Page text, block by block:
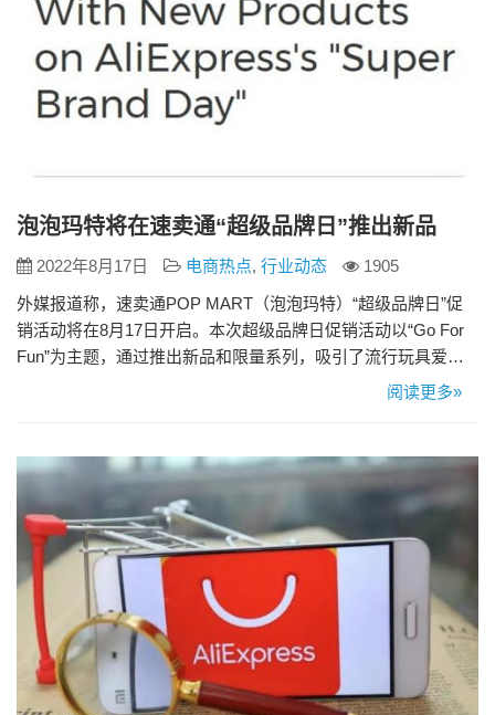
泡泡玛特将在速卖通“超级品牌日”推出新品
2022年8月17日 电商热点, 行业动态
1905
外媒报道称，速卖通POP MART（泡泡玛特）“超级品牌日”促
销活动将在8月17日开启。本次超级品牌日促销活动以“Go For
Fun”为主题，通过推出新品和限量系列，吸引了流行玩具爱好
者的关注。 活动当天，泡泡玛特将利用其海外全渠道，通过速
阅读更多»